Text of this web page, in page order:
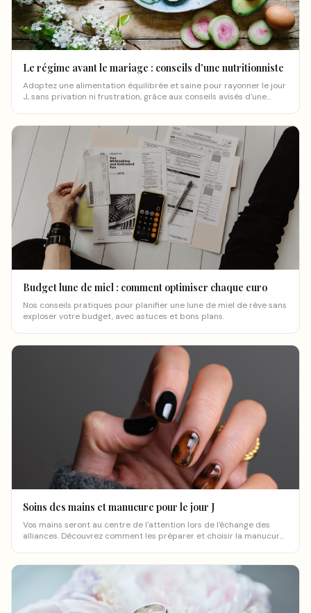
Le régime avant le mariage : conseils d'une nutritionniste
Adoptez une alimentation équilibrée et saine pour rayonner le jour
J, sans privation ni frustration, grâce aux conseils avisés d'une
Budget lune de miel : comment optimiser chaque euro
Nos conseils pratiques pour planifier une lune de miel de rêve sans
exploser votre budget, avec astuces et bons plans.
Soins des mains et manucure pour le jour J
Vos mains seront au centre de l'attention lors de l'échange des
alliances. Découvrez comment les préparer et choisir la manucure